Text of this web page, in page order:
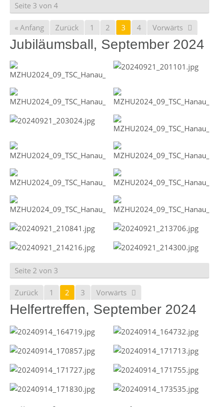
Seite 3 von 4
« Anfang Zurück 1 2 3 4 Vorwärts
Jubiläumsball, September 2024
Seite 2 von 3
Zurück 1 2 3 Vorwärts
Helfertreffen, September 2024